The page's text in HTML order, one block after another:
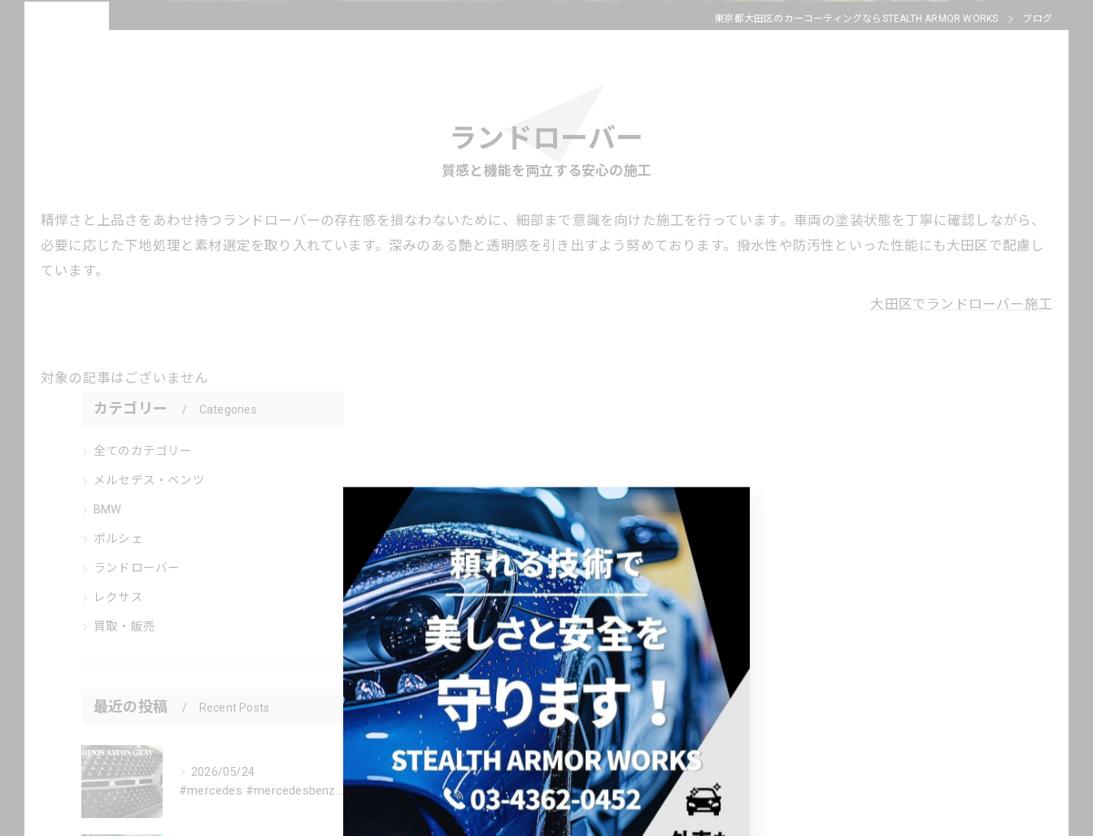
東京都大田区のカーコーティングならSTEALTH ARMOR WORKS ブログ
ランドローバー
質感と機能を両立する安心の施工
精悍さと上品さをあわせ持つランドローバーの存在感を損なわないために、細部まで意識を向けた施工を行っています。車両の塗装状態を丁寧に確認しながら、
必要に応じた下地処理と素材選定を取り入れています。深みのある艶と透明感を引き出すよう努めております。撥水性や防汚性といった性能にも大田区で配慮し
ています。
大田区でランドローバー施工
対象の記事はございません
カテゴリー Categories
全てのカテゴリー
メルセデス・ベンツ
BMW
ポルシェ
ランドローバー
レクサス
買取・販売
最近の投稿 Recent Posts
2026/05/24
#mercedes #mercedesbenz #gle #...